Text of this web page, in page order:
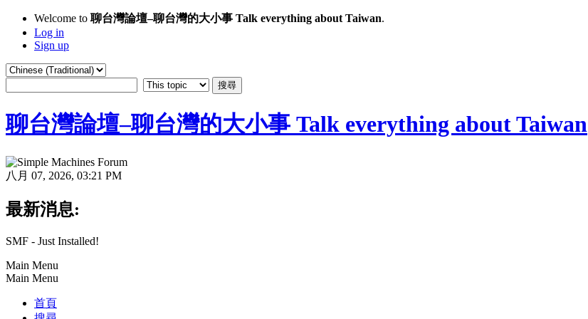
Welcome to 聊台灣論壇–聊台灣的大小事 Talk everything about Taiwan.
Log in
Sign up
聊台灣論壇–聊台灣的大小事 Talk everything about Taiwan
八月 07, 2026, 03:21 PM
最新消息:
SMF - Just Installed!
Main Menu
Main Menu
首頁